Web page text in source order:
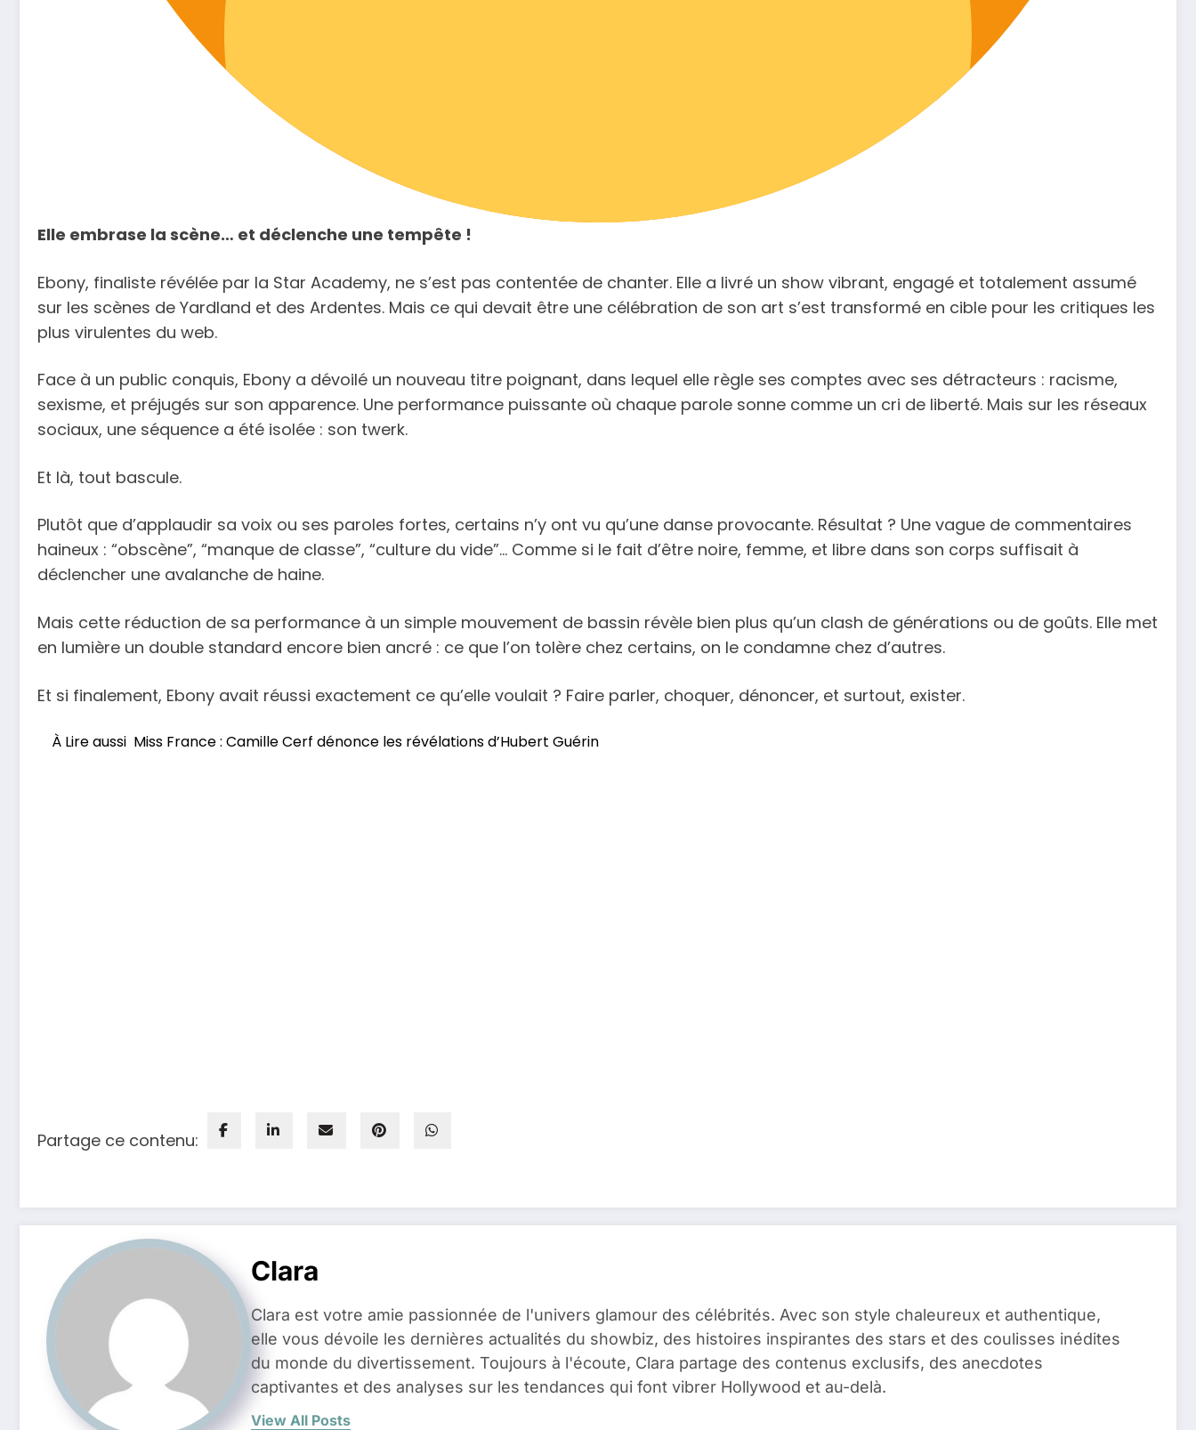
Elle embrase la scène… et déclenche une tempête !
Ebony, finaliste révélée par la Star Academy, ne s’est pas contentée de chanter. Elle a livré un show vibrant, engagé et totalement assumé
sur les scènes de Yardland et des Ardentes. Mais ce qui devait être une célébration de son art s’est transformé en cible pour les critiques les
plus virulentes du web.
Face à un public conquis, Ebony a dévoilé un nouveau titre poignant, dans lequel elle règle ses comptes avec ses détracteurs : racisme,
sexisme, et préjugés sur son apparence. Une performance puissante où chaque parole sonne comme un cri de liberté. Mais sur les réseaux
sociaux, une séquence a été isolée : son twerk.
Et là, tout bascule.
Plutôt que d’applaudir sa voix ou ses paroles fortes, certains n’y ont vu qu’une danse provocante. Résultat ? Une vague de commentaires
haineux : “obscène”, “manque de classe”, “culture du vide”… Comme si le fait d’être noire, femme, et libre dans son corps suffisait à
déclencher une avalanche de haine.
Mais cette réduction de sa performance à un simple mouvement de bassin révèle bien plus qu’un clash de générations ou de goûts. Elle met
en lumière un double standard encore bien ancré : ce que l’on tolère chez certains, on le condamne chez d’autres.
Et si finalement, Ebony avait réussi exactement ce qu’elle voulait ? Faire parler, choquer, dénoncer, et surtout, exister.
À Lire aussi Miss France : Camille Cerf dénonce les révélations d’Hubert Guérin
Partage ce contenu:
Clara
Clara est votre amie passionnée de l'univers glamour des célébrités. Avec son style chaleureux et authentique,
elle vous dévoile les dernières actualités du showbiz, des histoires inspirantes des stars et des coulisses inédites
du monde du divertissement. Toujours à l'écoute, Clara partage des contenus exclusifs, des anecdotes
captivantes et des analyses sur les tendances qui font vibrer Hollywood et au-delà.
View All Posts